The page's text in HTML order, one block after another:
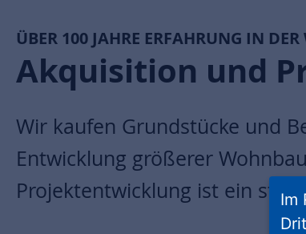
ÜBER 100 JAHRE ERFAHRUNG IN
Akquisition und
Wir kaufen Grundstücke und
Entwicklung größerer
Projektentwicklung ist ein
Im